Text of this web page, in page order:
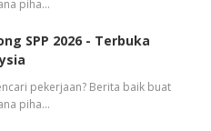
piha…
SPP 2026 - Terbuka
pekerjaan? Berita baik buat
piha…